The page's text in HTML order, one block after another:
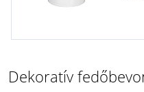
Dekoratív